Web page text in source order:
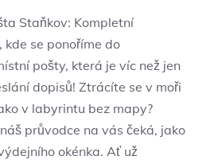
Staňkov: Kompletní
kde se ponoříme do
pošty, která je víc než jen
dopisů! Ztrácíte se v moři
v labyrintu bez mapy?
průvodce na vás čeká, jako
okénka. Ať už